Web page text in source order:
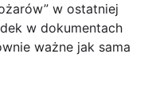
w ostatniej
w dokumentach
ważne jak sama